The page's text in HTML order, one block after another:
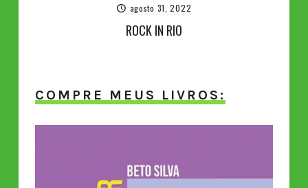
agosto 31, 2022
ROCK IN RIO
COMPRE MEUS LIVROS: